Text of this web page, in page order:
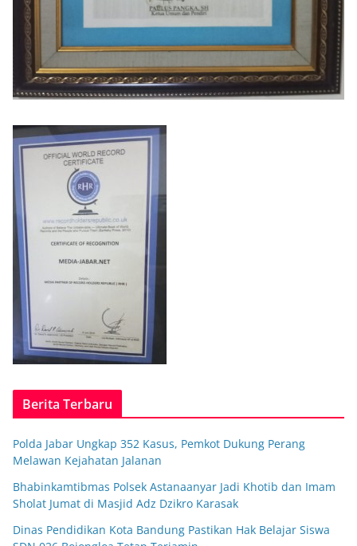
Berita Terbaru
Polda Jabar Ungkap 352 Kasus, Pemkot Dukung Perang
Melawan Kejahatan Jalanan
Bhabinkamtibmas Polsek Astanaanyar Jadi Khotib dan Imam
Sholat Jumat di Masjid Adz Dzikro Karasak
Dinas Pendidikan Kota Bandung Pastikan Hak Belajar Siswa